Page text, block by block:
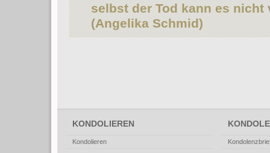
selbst der Tod kann es nicht
(Angelika Schmid)
KONDOLIEREN
Kondolieren